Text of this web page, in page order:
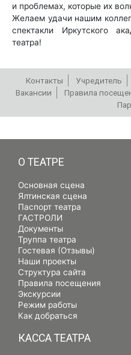
и проблемах, которые их
Желаем удачи нашим
спектакли Иркутского
театра!
Контакты Учредитель
Вакансии
Правила
О ТЕАТРЕ
Основная сцена
Ялтинская сцена
Паспорт театра
ГАСТРОЛИ
Документы
Труппа театра
Гостевая (Отзывы)
Наши проекты
Структура сайта
Правила посещения
Экскурсии
Режим работы
Как добраться
КАССА ТЕАТРА